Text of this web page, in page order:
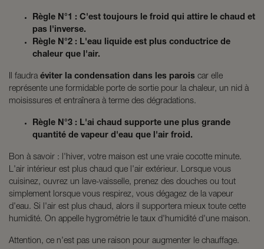
Règle N°1 : C'est toujours le froid qui attire le chaud et
pas l'inverse.
Règle N°2 : L'eau liquide est plus conductrice de
chaleur que l'air.
Il faudraéviter la condensation dans les parois car elle
représente une formidable porte de sortie pour la chaleur, un nid à
moisissures et entraînera à terme des dégradations.
Règle N°3 : L'ai chaud supporte une plus grande
quantité de vapeur d'eau que l'air froid.
Bon à savoir : l'hiver, votre maison est une vraie cocotte minute.
L'air intérieur est plus chaud que l'air extérieur. Lorsque vous
cuisinez, ouvrez un lave-vaisselle, prenez des douches ou tout
simplement lorsque vous respirez, vous dégagez de la vapeur
d'eau. Si l'air est plus chaud, alors il supportera mieux toute cette
humidité. On appelle hygrométrie le taux d'humidité d'une maison.
Attention, ce n'est pas une raison pour augmenter le chauffage.